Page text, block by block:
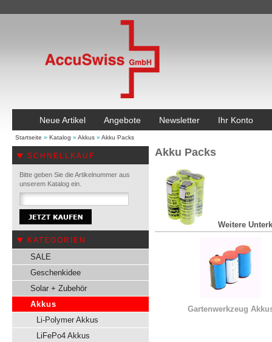
Neue Artikel Angebote Newsletter Ihr Konto
Startseite » Katalog » Akkus » Akku Packs
SCHNELLKAUF
Bitte geben Sie die Artikelnummer aus
unserem Katalog ein.
KATEGORIEN
SALE
Geschenkidee
Solar + Zubehör
Akkus
Li-Polymer Akkus
LiFePo4 Akkus
Akku Packs
Weitere
Gartenwerkzeug